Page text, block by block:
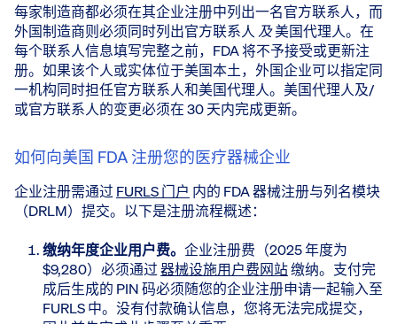
每家制造商都必须在其企业注册中列出一名官方联系人，而
外国制造商则必须同时列出官方联系人 及美国代理人。在
每个联系人信息填写完整之前，FDA 将不予接受或更新注
册。如果该个人或实体位于美国本土，外国企业可以指定同
一机构同时担任官方联系人和美国代理人。美国代理人及/
或官方联系人的变更必须在 30 天内完成更新。
如何向美国 FDA 注册您的医疗器械企业
企业注册需通过 FURLS 门户 内的 FDA 器械注册与列名模块
（DRLM）提交。以下是注册流程概述：
缴纳年度企业用户费。 ​ 企业注册费（2025 年度为
$9,280）必须通过器械设施用户费网站缴纳。支付完
成后生成的 PIN 码必须随您的企业注册申请一起输入至
FURLS 中。没有付款确认信息，您将无法完成提交，